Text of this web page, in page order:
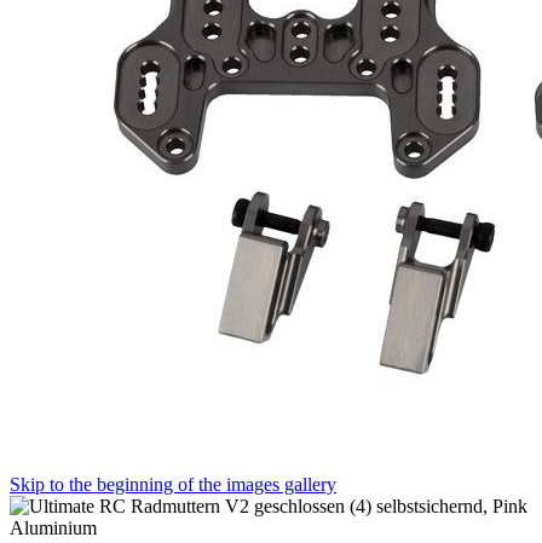
Skip to the beginning of the images gallery